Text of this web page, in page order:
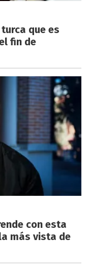
que es
fin de
con esta
más vista de